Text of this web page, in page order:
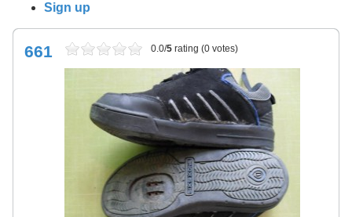
Sign up
0.0/5 rating (0 votes)
661